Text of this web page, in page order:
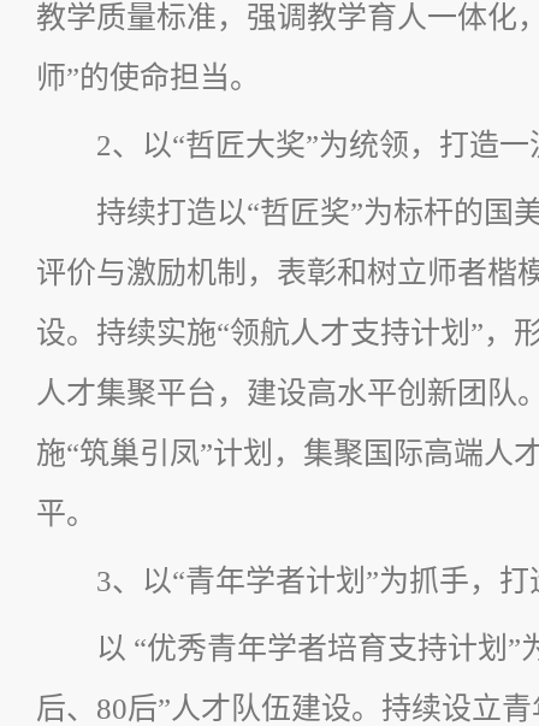
教学质量标准，强调教学育人一体化
师”的使命担当。
2、以“哲匠大奖”为统领，打造
持续打造以“哲匠奖”为标杆的国
评价与激励机制，表彰和树立师者楷
设。持续实施“领航人才支持计划”，
人才集聚平台，建设高水平创新团队
施“筑巢引凤”计划，集聚国际高端人
平。
3、以“青年学者计划”为抓手，
以 “优秀青年学者培育支持计划”
后、80后”人才队伍建设。持续设立